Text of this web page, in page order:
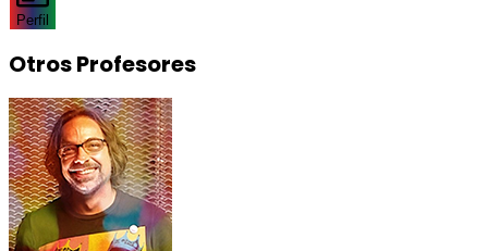
Perfil
Otros Profesores